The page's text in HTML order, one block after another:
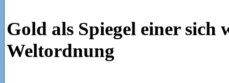
Gold als Spiegel einer sich
Weltordnung